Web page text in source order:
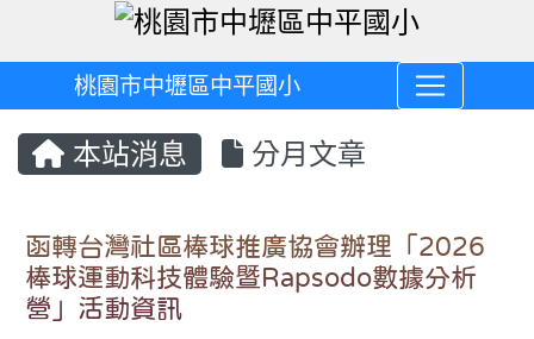
桃園市中壢區中平國小
本站消息 分月文章
函轉台灣社區棒球推廣協會辦理「2026
棒球運動科技體驗暨Rapsodo數據分析
營」活動資訊